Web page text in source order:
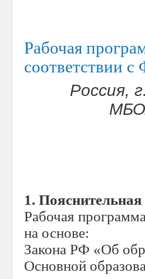
Рабочая
соответствии
Россия,
1. Пояснительная
Рабочая
на основе:
Закона РФ «Об
Основной